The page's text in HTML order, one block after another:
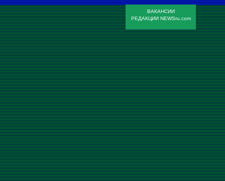
ВАКАНСИИ
РЕДАКЦИИ NEWSru.com